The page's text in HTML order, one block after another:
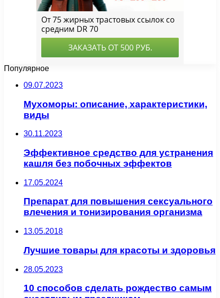
Популярное
09.07.2023
Мухоморы: описание, характеристики,
виды
30.11.2023
Эффективное средство для устранения
кашля без побочных эффектов
17.05.2024
Препарат для повышения сексуального
влечения и тонизирования организма
13.05.2018
Лучшие товары для красоты и здоровья
28.05.2023
10 способов сделать рождество самым